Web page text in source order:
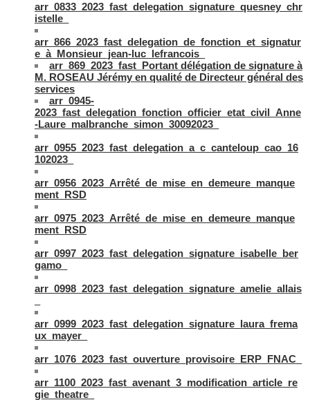
arr_0833_2023_fast_delegation_signature_quesney_chr
istelle_
arr_866_2023_fast_delegation_de_fonction_et_signatur
e_à_Monsieur_jean-luc_lefrancois_
arr_869_2023_fast_Portant délégation de signature à
M. ROSEAU Jérémy en qualité de Directeur général des
services
arr_0945-
2023_fast_delegation_fonction_officier_etat_civil_Anne
-Laure_malbranche_simon_30092023_
arr_0955_2023_fast_delegation_a_c_canteloup_cao_16
102023_
arr_0956_2023_Arrêté_de_mise_en_demeure_manque
ment_RSD
arr_0975_2023_Arrêté_de_mise_en_demeure_manque
ment_RSD
arr_0997_2023_fast_delegation_signature_isabelle_ber
gamo_
arr_0998_2023_fast_delegation_signature_amelie_allais
arr_0999_2023_fast_delegation_signature_laura_frema
ux_mayer_
arr_1076_2023_fast_ouverture_provisoire_ERP_FNAC_
arr_1100_2023_fast_avenant_3_modification_article_re
gie_theatre_